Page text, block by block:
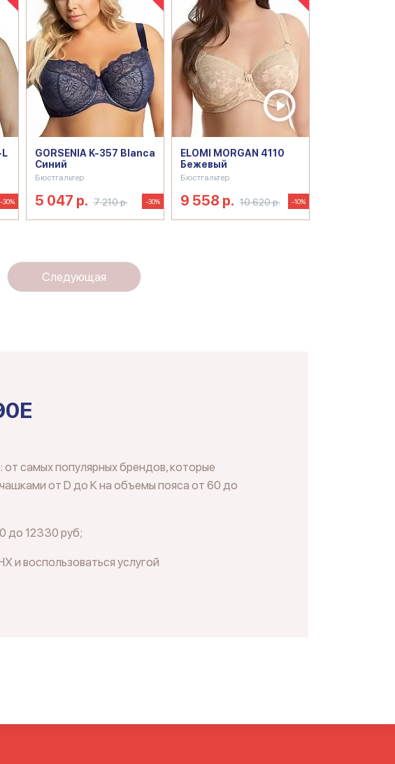
-30%
GORSENIA K-357 Blanca
Синий
Бюстгальтер
5 047 р. 7 210 р. -30%
ELOMI MORGAN 4110
Бежевый
Бюстгальтер
9 558 р. 10 620 р. -10%
Следующая
самых популярных брендов, которые
от D до K на объемы пояса от 60 до
до 12330 руб;
и воспользоваться услугой